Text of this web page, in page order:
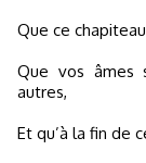
Que ce
Que vos âmes
autres,
Et qu’à la fin de